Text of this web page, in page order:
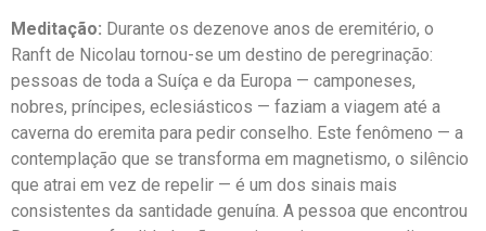
Meditação: Durante os dezenove anos de eremitério, o
Ranft de Nicolau tornou-se um destino de peregrinação:
pessoas de toda a Suíça e da Europa — camponeses,
nobres, príncipes, eclesiásticos — faziam a viagem até a
caverna do eremita para pedir conselho. Este fenômeno — a
contemplação que se transforma em magnetismo, o silêncio
que atrai em vez de repelir — é um dos sinais mais
consistentes da santidade genuína. A pessoa que encontrou